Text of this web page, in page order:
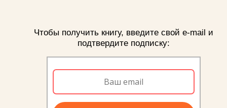
Чтобы получить книгу, введите свой e-mail и
подтвердите подписку: